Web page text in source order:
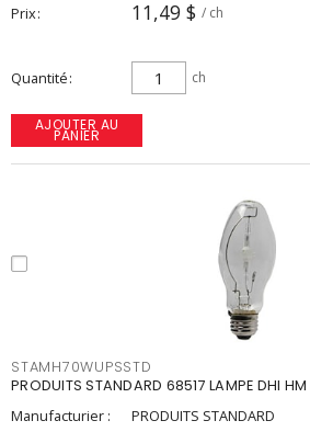
Prix 11,49 $ / ch
Quantité ch
AJOUTER AU
PANIER
STAMH70WUPSSTD
PRODUITS STANDARD 68517 LAMPE DHI
Manufacturier :
PRODUITS STANDARD